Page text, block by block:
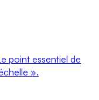
point essentiel de
».